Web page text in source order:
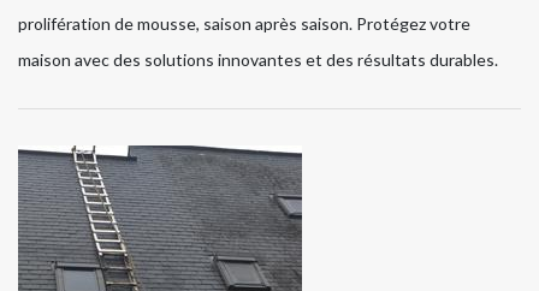
prolifération de mousse, saison après saison. Protégez votre
maison avec des solutions innovantes et des résultats durables.